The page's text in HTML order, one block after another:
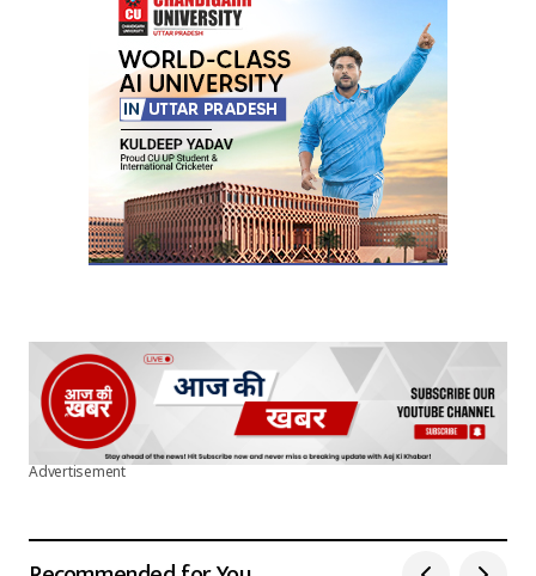
Your E-mail*
Submit Comment
Advertisement